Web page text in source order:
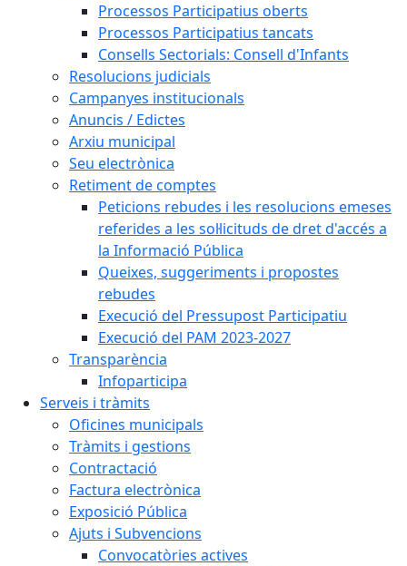
Processos Participatius oberts
Processos Participatius tancats
Consells Sectorials: Consell d'Infants
Resolucions judicials
Campanyes institucionals
Anuncis / Edictes
Arxiu municipal
Seu electrònica
Retiment de comptes
Peticions rebudes i les resolucions emeses
referides a les sol·licituds de dret d'accés a
la Informació Pública
Queixes, suggeriments i propostes
rebudes
Execució del Pressupost Participatiu
Execució del PAM 2023-2027
Transparència
Infoparticipa
Serveis i tràmits
Oficines municipals
Tràmits i gestions
Contractació
Factura electrònica
Exposició Pública
Ajuts i Subvencions
Convocatòries actives